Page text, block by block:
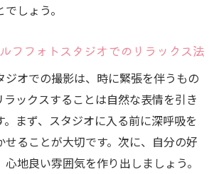
しょう。
フフォトスタジオでのリラックス法
ジオでの撮影は、時に緊張を伴うもの
ラックスすることは自然な表情を引き
。まず、スタジオに入る前に深呼吸を
せることが大切です。次に、自分の好
地良い雰囲気を作り出しましょう。